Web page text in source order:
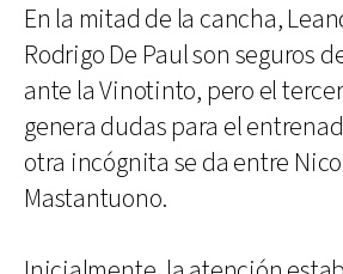
En la mitad de la cancha,
Rodrigo De Paul son seguros
ante la Vinotinto, pero el
genera dudas para el
otra incógnita se da entre
Mastantuono.